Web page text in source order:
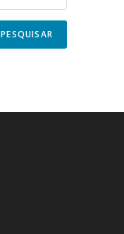
PESQUISAR